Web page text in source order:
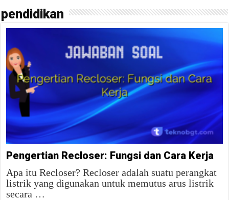
pendidikan
Pengertian Recloser: Fungsi dan Cara Kerja
Apa itu Recloser? Recloser adalah suatu perangkat
listrik yang digunakan untuk memutus arus listrik
secara …